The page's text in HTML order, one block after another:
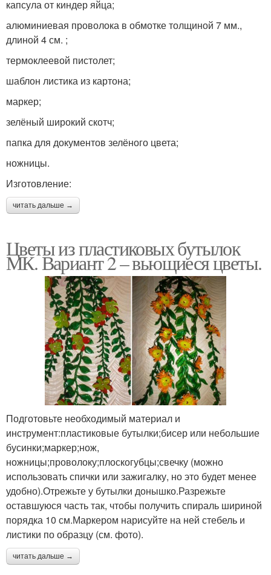
капсула от киндер яйца;
алюминиевая проволока в обмотке толщиной 7 мм.,
длиной 4 см. ;
термоклеевой пистолет;
шаблон листика из картона;
маркер;
зелёный широкий скотч;
папка для документов зелёного цвета;
ножницы.
Изготовление:
читать дальше →
Цветы из пластиковых бутылок
МК. Вариант 2 – вьющиеся цветы.
Подготовьте необходимый материал и
инструмент:пластиковые бутылки;бисер или небольшие
бусинки;маркер;нож,
ножницы;проволоку;плоскогубцы;свечку (можно
использовать спички или зажигалку, но это будет менее
удобно).Отрежьте у бутылки донышко.Разрежьте
оставшуюся часть так, чтобы получить спираль шириной
порядка 10 см.Маркером нарисуйте на ней стебель и
листики по образцу (см. фото).
читать дальше →